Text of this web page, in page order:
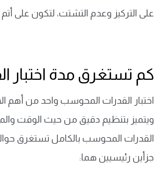
على التركيز وعدم التشتت، لتكون على أتم
كم تستغرق مدة اختبار
اختبار القدرات المحوسب واحد من أهم
ويتميز بتنظيم دقيق من حيث الوقت
جزأين رئيسيين هما: